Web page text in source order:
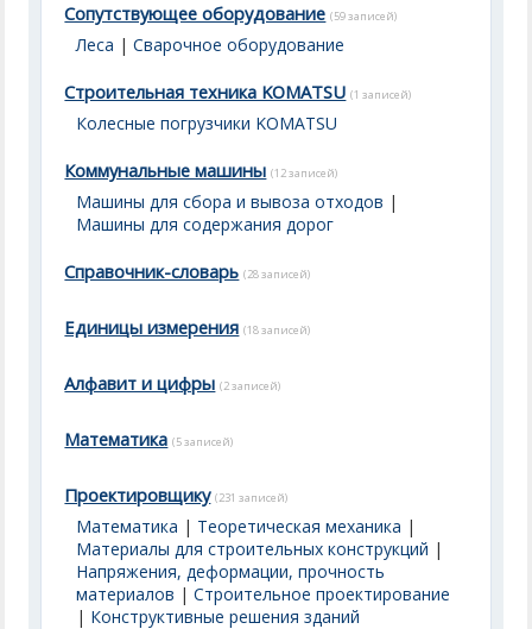
Сопутствующее оборудование (59 записей)
Леса |Сварочное оборудование
Строительная техника KOMATSU (1 записей)
Колесные погрузчики KOMATSU
Коммунальные машины (12 записей)
Машины для сбора и вывоза отходов |
Машины для содержания дорог
Справочник-словарь (28 записей)
Единицы измерения (18 записей)
Алфавит и цифры (2 записей)
Математика (5 записей)
Проектировщику (231 записей)
Математика | Теоретическая механика |
Материалы для строительных конструкций |
Напряжения, деформации, прочность
материалов |Строительное проектирование
| Конструктивные решения зданий